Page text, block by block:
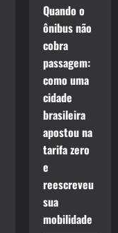
Quando o
ônibus não
cobra
passagem:
como uma
cidade
brasileira
apostou na
tarifa zero
e
reescreveu
sua
mobilidade